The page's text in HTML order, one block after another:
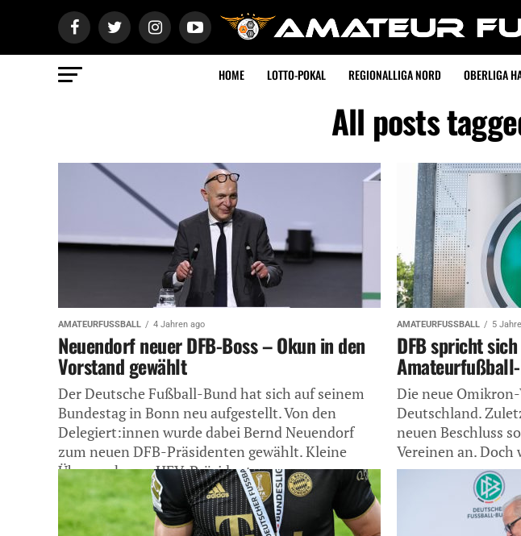
HOME LOTTO-POKAL REGIONALLIGA NORD OBERLIGA
All posts
AMATEURFUSSBALL 4 Jahren ago
Neuendorf neuer DFB-Boss – Okun in den
Vorstand gewählt
Der Deutsche Fußball-Bund hat sich auf seinem
Bundestag in Bonn neu aufgestellt. Von den
Delegiert:innen wurde dabei Bernd Neuendorf
zum neuen DFB-Präsidenten gewählt. Kleine
Überraschung: HFV-Präsident...
AMATEURFUSSBALL 5
DFB spricht
Die neue
Deutschland.
neuen Beschluss
Vereinen an. Doch